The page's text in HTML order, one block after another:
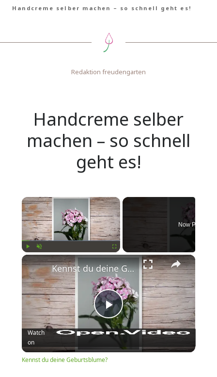
Handcreme selber machen – so schnell geht es!
Redaktion freudengarten
Handcreme selber
machen – so schnell
geht es!
Fullscreen
Now Playing
Play
Video
Kennst du deine Geburtsblume?
Watch
on
Kennst du deine Geburtsblume?